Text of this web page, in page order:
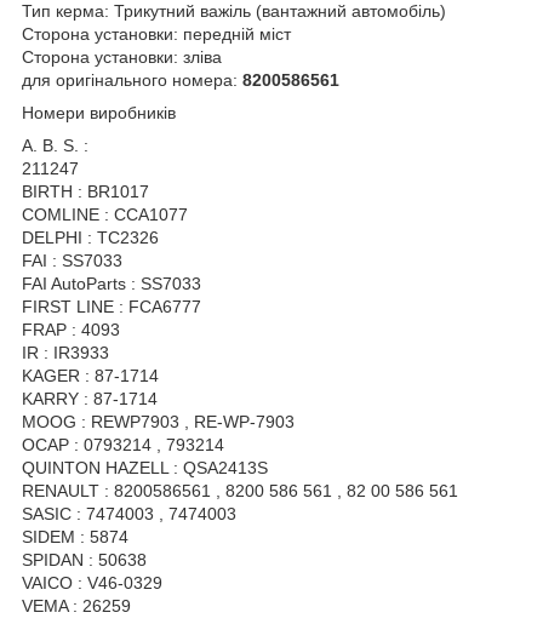
Тип керма: Трикутний важіль (вантажний автомобіль)
Сторона установки: передній міст
Сторона установки: зліва
для оригінального номера: 8200586561
Номери виробників
A. B. S. :
211247
BIRTH : BR1017
COMLINE : CCA1077
DELPHI : TC2326
FAI : SS7033
FAI AutoParts : SS7033
FIRST LINE : FCA6777
FRAP : 4093
IR : IR3933
KAGER : 87-1714
KARRY : 87-1714
MOOG : REWP7903 , RE-WP-7903
OCAP : 0793214 , 793214
QUINTON HAZELL : QSA2413S
RENAULT : 8200586561 , 8200 586 561 , 82 00 586 561
SASIC : 7474003 , 7474003
SIDEM : 5874
SPIDAN : 50638
VAICO : V46-0329
VEMA : 26259